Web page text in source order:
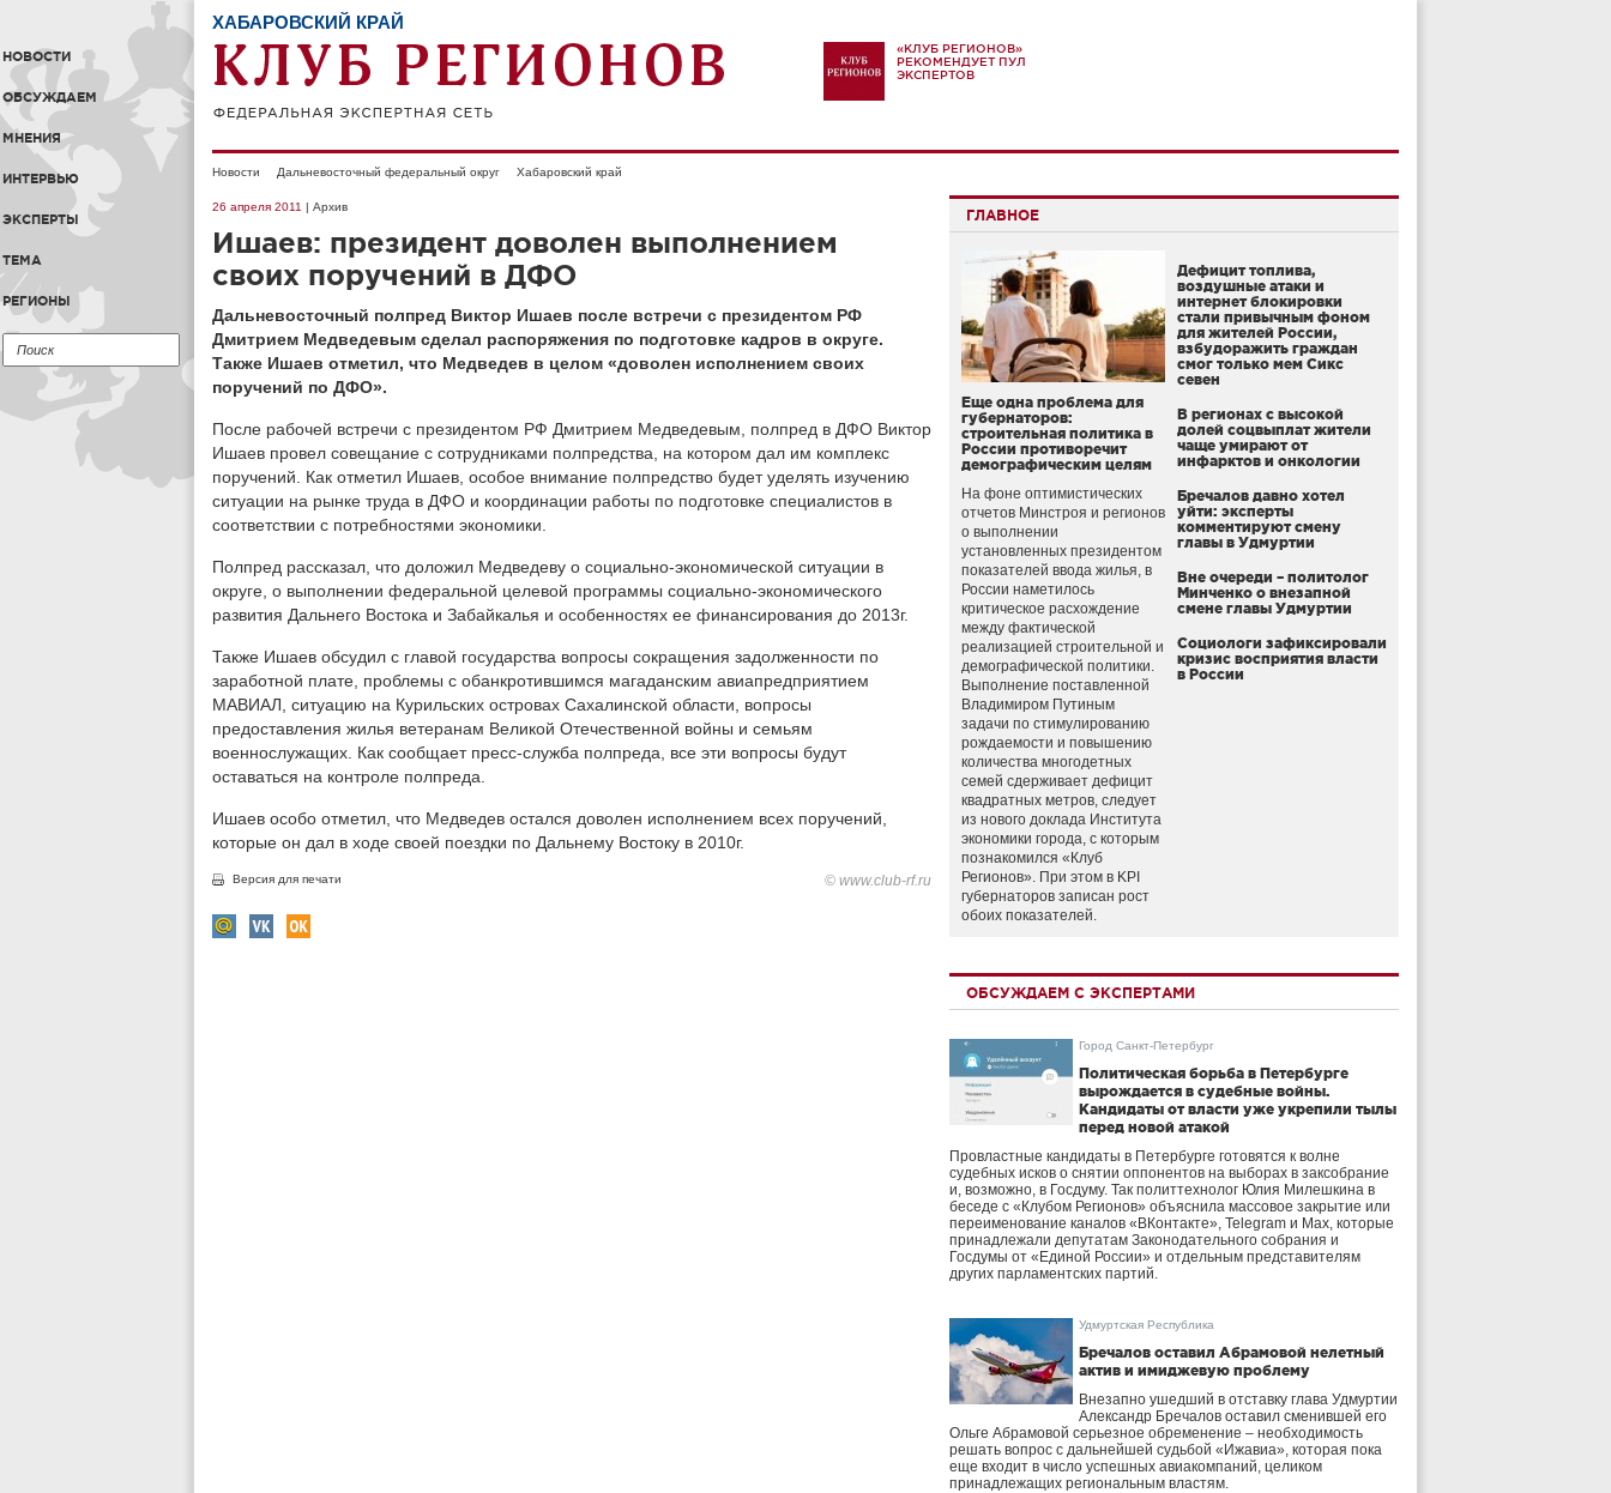
НОВОСТИ
ОБСУЖДАЕМ
МНЕНИЯ
ИНТЕРВЬЮ
ЭКСПЕРТЫ
ТЕМА
РЕГИОНЫ
ХАБАРОВСКИЙ КРАЙ
«КЛУБ РЕГИОНОВ»
РЕКОМЕНДУЕТ ПУЛ
ЭКСПЕРТОВ
Новости Дальневосточный федеральный округ Хабаровский край
26 апреля 2011 | Архив
Ишаев: президент доволен выполнением
своих поручений в ДФО
Дальневосточный полпред Виктор Ишаев после встречи с президентом РФ
Дмитрием Медведевым сделал распоряжения по подготовке кадров в округе.
Также Ишаев отметил, что Медведев в целом «доволен исполнением своих
поручений по ДФО».
После рабочей встречи с президентом РФ Дмитрием Медведевым, полпред в ДФО Виктор
Ишаев провел совещание с сотрудниками полпредства, на котором дал им комплекс
поручений. Как отметил Ишаев, особое внимание полпредство будет уделять изучению
ситуации на рынке труда в ДФО и координации работы по подготовке специалистов в
соответствии с потребностями экономики.
Полпред рассказал, что доложил Медведеву о социально-экономической ситуации в
округе, о выполнении федеральной целевой программы социально-экономического
развития Дальнего Востока и Забайкалья и особенностях ее финансирования до 2013г.
Также Ишаев обсудил с главой государства вопросы сокращения задолженности по
заработной плате, проблемы с обанкротившимся магаданским авиапредприятием
МАВИАЛ, ситуацию на Курильских островах Сахалинской области, вопросы
предоставления жилья ветеранам Великой Отечественной войны и семьям
военнослужащих. Как сообщает пресс-служба полпреда, все эти вопросы будут
оставаться на контроле полпреда.
Ишаев особо отметил, что Медведев остался доволен исполнением всех поручений,
которые он дал в ходе своей поездки по Дальнему Востоку в 2010г.
Версия для печати © www.club-rf.ru
ГЛАВНОЕ
Еще одна проблема для
губернаторов:
строительная политика в
России противоречит
демографическим целям
На фоне оптимистических
отчетов Минстроя и регионов
о выполнении
установленных президентом
показателей ввода жилья, в
России наметилось
критическое расхождение
между фактической
реализацией строительной и
демографической политики.
Выполнение поставленной
Владимиром Путиным
задачи по стимулированию
рождаемости и повышению
количества многодетных
семей сдерживает дефицит
квадратных метров, следует
из нового доклада Института
экономики города, с которым
познакомился «Клуб
Регионов». При этом в KPI
губернаторов записан рост
обоих показателей.
Дефицит топлива,
воздушные атаки и
интернет блокировки
стали привычным фоном
для жителей России,
взбудоражить граждан
смог только мем Сикс
севен
В регионах с высокой
долей соцвыплат жители
чаще умирают от
инфарктов и онкологии
Бречалов давно хотел
уйти: эксперты
комментируют смену
главы в Удмуртии
Вне очереди – политолог
Минченко о внезапной
смене главы Удмуртии
Социологи зафиксировали
кризис восприятия власти
в России
ОБСУЖДАЕМ С ЭКСПЕРТАМИ
Город Санкт-Петербург
Политическая борьба в Петербурге
вырождается в судебные войны.
Кандидаты от власти уже укрепили тылы
перед новой атакой
Провластные кандидаты в Петербурге готовятся к волне
судебных исков о снятии оппонентов на выборах в заксобрание
и, возможно, в Госдуму. Так политтехнолог Юлия Милешкина в
беседе с «Клубом Регионов» объяснила массовое закрытие или
переименование каналов «ВКонтакте», Telegram и Max, которые
принадлежали депутатам Законодательного собрания и
Госдумы от «Единой России» и отдельным представителям
других парламентских партий.
Удмуртская Республика
Бречалов оставил Абрамовой нелетный
актив и имиджевую проблему
Внезапно ушедший в отставку глава Удмуртии
Александр Бречалов оставил сменившей его
Ольге Абрамовой серьезное обременение – необходимость
решать вопрос с дальнейшей судьбой «Ижавиа», которая пока
еще входит в число успешных авиакомпаний, целиком
принадлежащих региональным властям.